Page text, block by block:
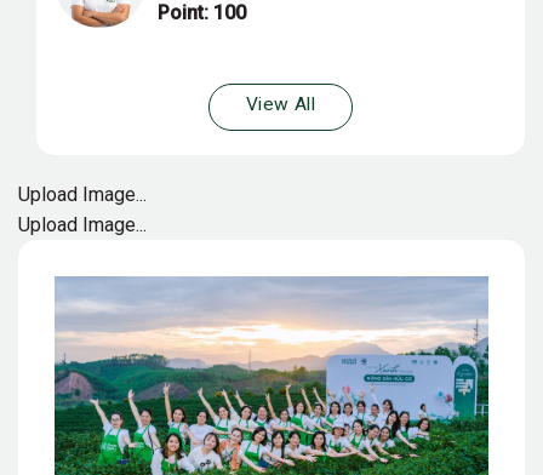
Point: 100
View All
Upload Image...
Upload Image...